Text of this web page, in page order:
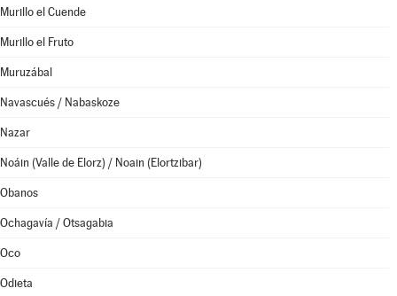
Murillo el Cuende
Murillo el Fruto
Muruzábal
Navascués / Nabaskoze
Nazar
Noáin (Valle de Elorz) / Noain (Elortzibar)
Obanos
Ochagavía / Otsagabia
Oco
Odieta